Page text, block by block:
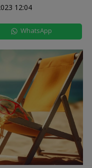
12:04
WhatsApp